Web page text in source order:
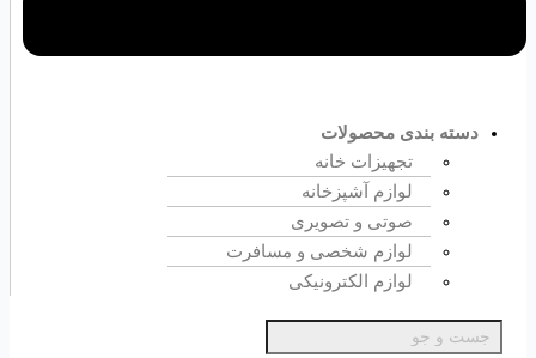
دسته بندی محصولات
تجهیزات خانه
لوازم آشپزخانه
صوتی و تصویری
لوازم شخصی و مسافرت
لوازم الکترونیکی